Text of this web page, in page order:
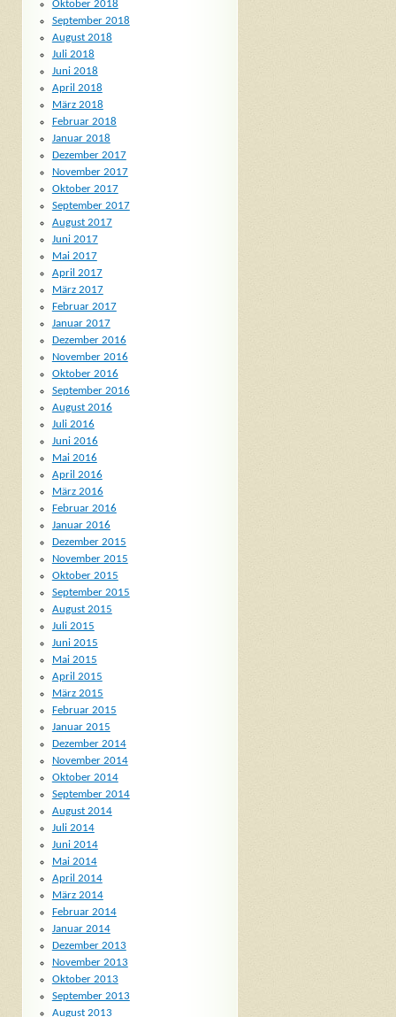
Oktober 2018
September 2018
August 2018
Juli 2018
Juni 2018
April 2018
März 2018
Februar 2018
Januar 2018
Dezember 2017
November 2017
Oktober 2017
September 2017
August 2017
Juni 2017
Mai 2017
April 2017
März 2017
Februar 2017
Januar 2017
Dezember 2016
November 2016
Oktober 2016
September 2016
August 2016
Juli 2016
Juni 2016
Mai 2016
April 2016
März 2016
Februar 2016
Januar 2016
Dezember 2015
November 2015
Oktober 2015
September 2015
August 2015
Juli 2015
Juni 2015
Mai 2015
April 2015
März 2015
Februar 2015
Januar 2015
Dezember 2014
November 2014
Oktober 2014
September 2014
August 2014
Juli 2014
Juni 2014
Mai 2014
April 2014
März 2014
Februar 2014
Januar 2014
Dezember 2013
November 2013
Oktober 2013
September 2013
August 2013